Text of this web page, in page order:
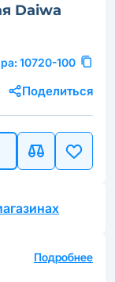
Daiwa
10720-100
Поделиться
Подробнее